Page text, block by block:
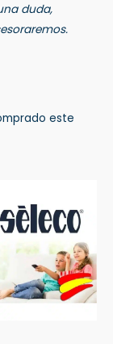
duda,
este